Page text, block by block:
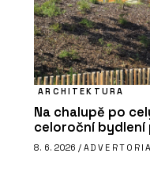
ARCHITEKTURA
Na chalupě po
celoroční
8. 6. 2026 /